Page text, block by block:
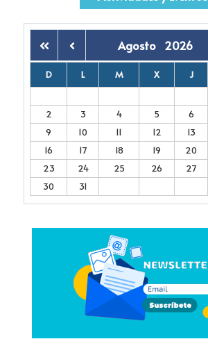
Agosto 2026
D L M X J
2
3 4 5 6
9
10 11 12 13
16
17 18 19 20
23
24 25 26 27
30
31